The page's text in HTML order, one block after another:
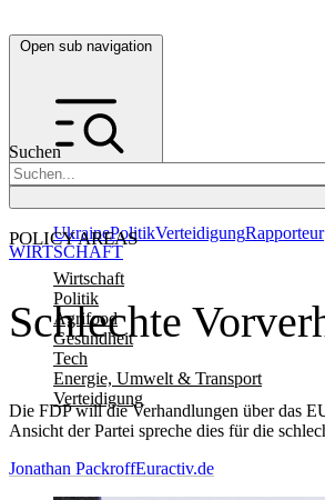
Open sub navigation
Suchen
POLICY AREAS
Wirtschaft
Politik
Agrifood
Gesundheit
Tech
Energie, Umwelt & Transport
Verteidigung
UkrainePolitikVerteidigungRapporteur
Schlechte
Die FDP will die Verhandlungen über das
Ansicht der Partei spreche dies für die
WIRTSCHAFT
Jonathan PackroffEuractiv.de